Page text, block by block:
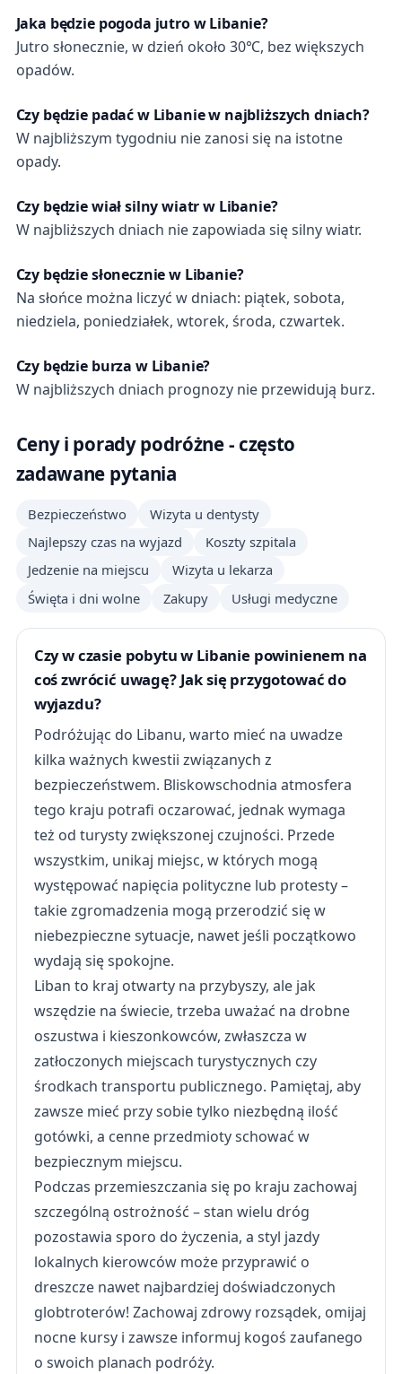
Jaka będzie pogoda jutro w Libanie?
Jutro słonecznie, w dzień około 30℃, bez większych
opadów.
Czy będzie padać w Libanie w najbliższych dniach?
W najbliższym tygodniu nie zanosi się na istotne
opady.
Czy będzie wiał silny wiatr w Libanie?
W najbliższych dniach nie zapowiada się silny wiatr.
Czy będzie słonecznie w Libanie?
Na słońce można liczyć w dniach: piątek, sobota,
niedziela, poniedziałek, wtorek, środa, czwartek.
Czy będzie burza w Libanie?
W najbliższych dniach prognozy nie przewidują burz.
Ceny i porady podróżne - często
zadawane pytania
Bezpieczeństwo
Wizyta u dentysty
Najlepszy czas na wyjazd
Koszty szpitala
Jedzenie na miejscu
Wizyta u lekarza
Święta i dni wolne
Zakupy Usługi medyczne
Czy w czasie pobytu w Libanie powinienem na
coś zwrócić uwagę? Jak się przygotować do
wyjazdu?
Podróżując do Libanu, warto mieć na uwadze
kilka ważnych kwestii związanych z
bezpieczeństwem. Bliskowschodnia atmosfera
tego kraju potrafi oczarować, jednak wymaga
też od turysty zwiększonej czujności. Przede
wszystkim, unikaj miejsc, w których mogą
występować napięcia polityczne lub protesty –
takie zgromadzenia mogą przerodzić się w
niebezpieczne sytuacje, nawet jeśli początkowo
wydają się spokojne.
Liban to kraj otwarty na przybyszy, ale jak
wszędzie na świecie, trzeba uważać na drobne
oszustwa i kieszonkowców, zwłaszcza w
zatłoczonych miejscach turystycznych czy
środkach transportu publicznego. Pamiętaj, aby
zawsze mieć przy sobie tylko niezbędną ilość
gotówki, a cenne przedmioty schować w
bezpiecznym miejscu.
Podczas przemieszczania się po kraju zachowaj
szczególną ostrożność – stan wielu dróg
pozostawia sporo do życzenia, a styl jazdy
lokalnych kierowców może przyprawić o
dreszcze nawet najbardziej doświadczonych
globtroterów! Zachowaj zdrowy rozsądek, omijaj
nocne kursy i zawsze informuj kogoś zaufanego
o swoich planach podróży.